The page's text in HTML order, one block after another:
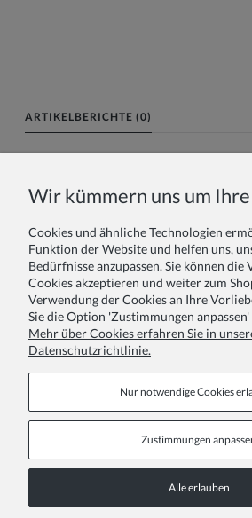
ARTIKELBERICHTE (0)
Ihr Bericht:
Informationsseiten
Wir kümmern uns um
Cookies und ähnliche Technologien
Funktion der Website und helfen uns,
Bedürfnisse anzupassen. Sie können
Cookies akzeptieren und weiter zum
Verwendung der Cookies an Ihre
Sie die Option 'Zustimmungen anpassen'
Mehr über Cookies erfahren Sie in
Datenschutzrichtlinie.
Nur notwendige Cookies
Zustimmungen
Alle erlauben